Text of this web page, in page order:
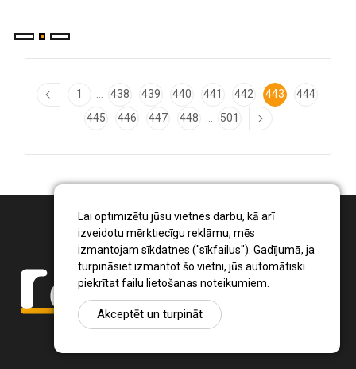
Lai optimizētu jūsu vietnes darbu, kā arī
izveidotu mērķtiecīgu reklāmu, mēs
izmantojam sīkdatnes ("sīkfailus"). Gadījumā, ja
turpināsiet izmantot šo vietni, jūs automātiski
piekrītat failu lietošanas noteikumiem.
Akceptēt un turpināt
1 438 439 440 441 442 443
444
445
446 447 448 501